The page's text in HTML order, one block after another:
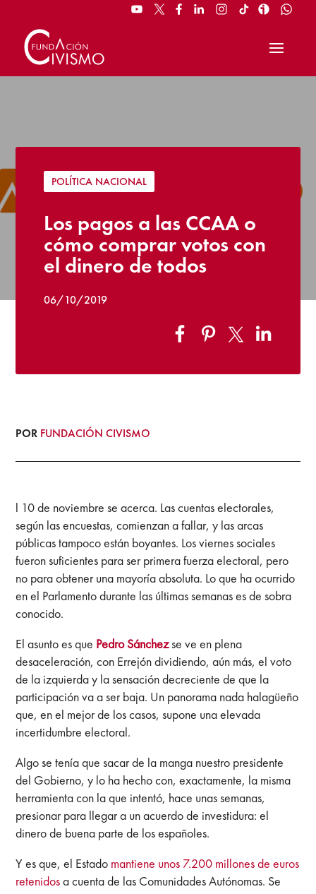
POLÍTICA NACIONAL
Los pagos a las CCAA o
cómo comprar votos con
el dinero de todos
06/10/2019
POR FUNDACIÓN CIVISMO
l 10 de noviembre se acerca. Las cuentas electorales,
según las encuestas, comienzan a fallar, y las arcas
públicas tampoco están boyantes. Los viernes sociales
fueron suficientes para ser primera fuerza electoral, pero
no para obtener una mayoría absoluta. Lo que ha ocurrido
en el Parlamento durante las últimas semanas es de sobra
conocido.
El asunto es que PedroSánchezse ve en plena
desaceleración, con Errejón dividiendo, aún más, el voto
de la izquierda y la sensación decreciente de que la
participación va a ser baja. Un panorama nada halagüeño
que, en el mejor de los casos, supone una elevada
incertidumbre electoral.
Algo se tenía que sacar de la manga nuestro presidente
del Gobierno, y lo ha hecho con, exactamente, la misma
herramienta con la que intentó, hace unas semanas,
presionar para llegar a un acuerdo de investidura: el
dinero de buena parte de los españoles.
Y es que, el Estado mantiene unos 7.200 millones de euros
retenidosa cuenta de las Comunidades Autónomas. Se